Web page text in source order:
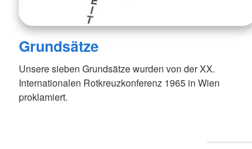
Grundsätze
Unsere sieben Grundsätze wurden von der XX.
Internationalen Rotkreuzkonferenz 1965 in Wien
proklamiert.